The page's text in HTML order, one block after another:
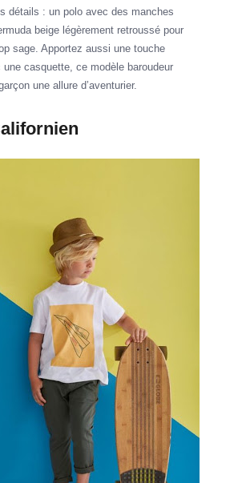
détails : un polo avec des manches
beige légèrement retroussé pour
sage. Apportez aussi une touche
une casquette, ce modèle baroudeur
une allure d’aventurier.